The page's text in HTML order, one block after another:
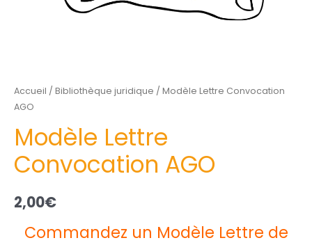
Accueil / Bibliothèque juridique / Modèle Lettre Convocation
AGO
Modèle Lettre
Convocation AGO
2,00€
Commandez un Modèle Lettre de